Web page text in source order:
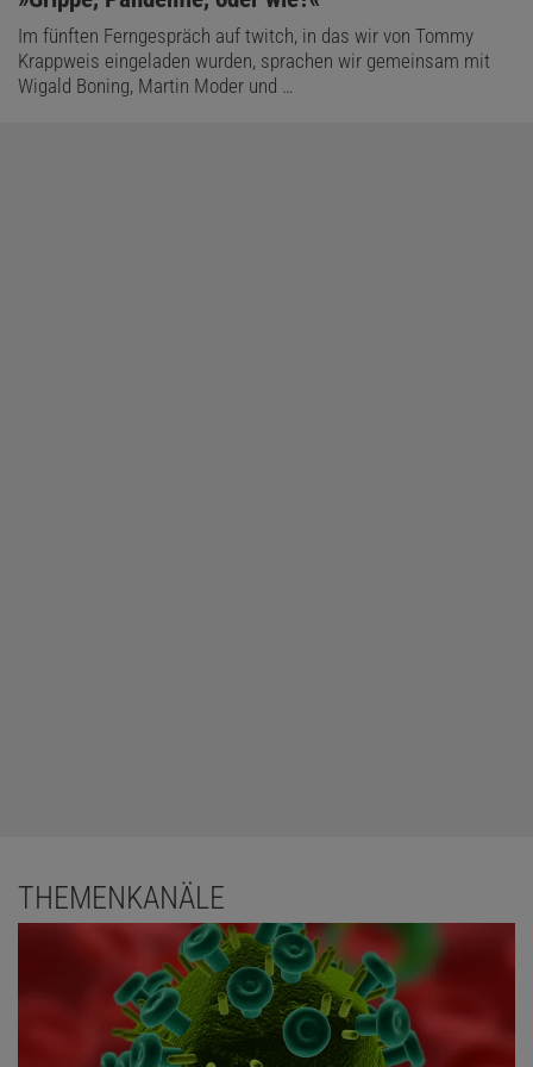
Im fünften Ferngespräch auf twitch, in das wir von Tommy
Krappweis eingeladen wurden, sprachen wir gemeinsam mit
Wigald Boning, Martin Moder und …
THEMENKANÄLE